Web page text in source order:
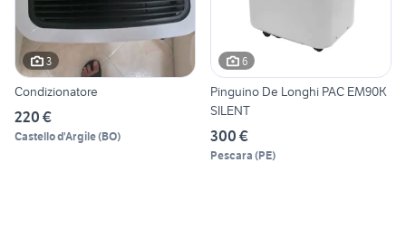
3
Condizionatore
220 €
Castello d'Argile(BO)
6
Pinguino De Longhi PAC EM90K
SILENT
300 €
Pescara (PE)